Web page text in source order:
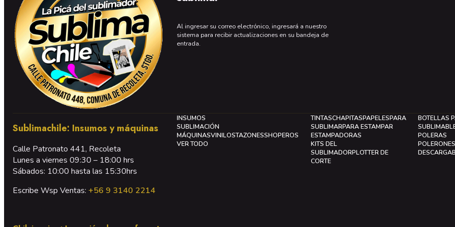
Al ingresar su correo electrónico, ingresará a nuestro
sistema para recibir actualizaciones en su bandeja de
entrada.
Sublimachile: Insumos y máquinas
Calle Patronato 441, Recoleta
Lunes a viernes 09:30 – 18:00 hrs
Sábados: 10:00 hasta las 15:30hrs
Escribe Wsp Ventas: +56 9 3140 2214
INSUMOS
SUBLIMACIÓN
MÁQUINASVINILOSTAZONESSHOPEROS
VER TODO
TINTASCHAPITASPAPELESPARA
SUBLIMARPARA ESTAMPAR
ESTAMPADORAS
KITS DEL
SUBLIMADORPLOTTER DE
CORTE
BOTELLAS
POLERAS